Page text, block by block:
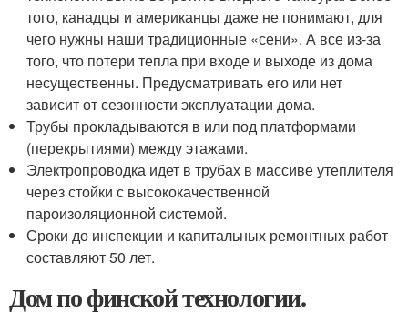
того, канадцы и американцы даже не понимают, для
чего нужны наши традиционные «сени». А все из-за
того, что потери тепла при входе и выходе из дома
несущественны. Предусматривать его или нет
зависит от сезонности эксплуатации дома.
Трубы прокладываются в или под платформами
(перекрытиями) между этажами.
Электропроводка идет в трубах в массиве утеплителя
через стойки с высококачественной
пароизоляционной системой.
Сроки до инспекции и капитальных ремонтных работ
составляют 50 лет.
Дом по финской технологии.